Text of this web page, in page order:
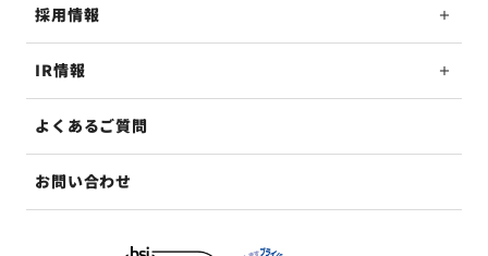
採用情報
IR情報
よくあるご質問
お問い合わせ